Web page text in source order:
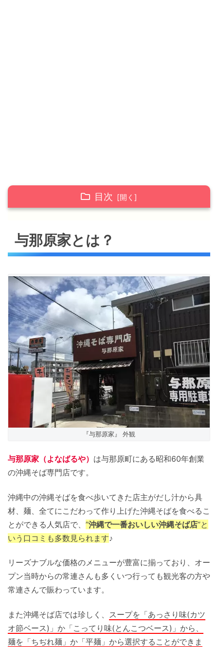
目次
全メニュー表画像
沖縄そば
おすすめメニュー
肉玉丼と軟骨ソーキそば(こってり味)のセ
ット
卓上にあるもの（調味料など）
「あっさり味」と「こってり味」の違い
駐車場
店舗情報
店内の雰囲気
与那原家Ⅱは閉店した？
与那原家とは？
『与那原家』 外観
与那原家（よなばるや） は与那原町にある昭和60年創業
の沖縄そば専門店です。
沖縄中の沖縄そばを食べ歩いてきた店主がだし汁から具
材、麺、全てにこだわって作り上げた沖縄そばを食べるこ
とができる人気店で、 ”沖縄で一番おいしい沖縄そば店”と
いう口コミも多数見られます♪
リーズナブルな価格のメニューが豊富に揃っており、オー
プン当時からの常連さんも多くいつ行っても観光客の方や
常連さんで賑わっています。
また沖縄そば店では珍しく、 スープを「あっさり味(カツ
オ節ベース)」か「こってり味(とんこつベース)」から、
麺を「ちぢれ麺」か「平麺」から選択することができま